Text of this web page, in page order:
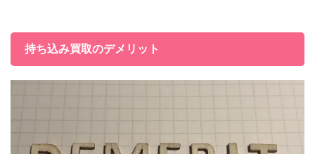
持ち込み買取のデメリット